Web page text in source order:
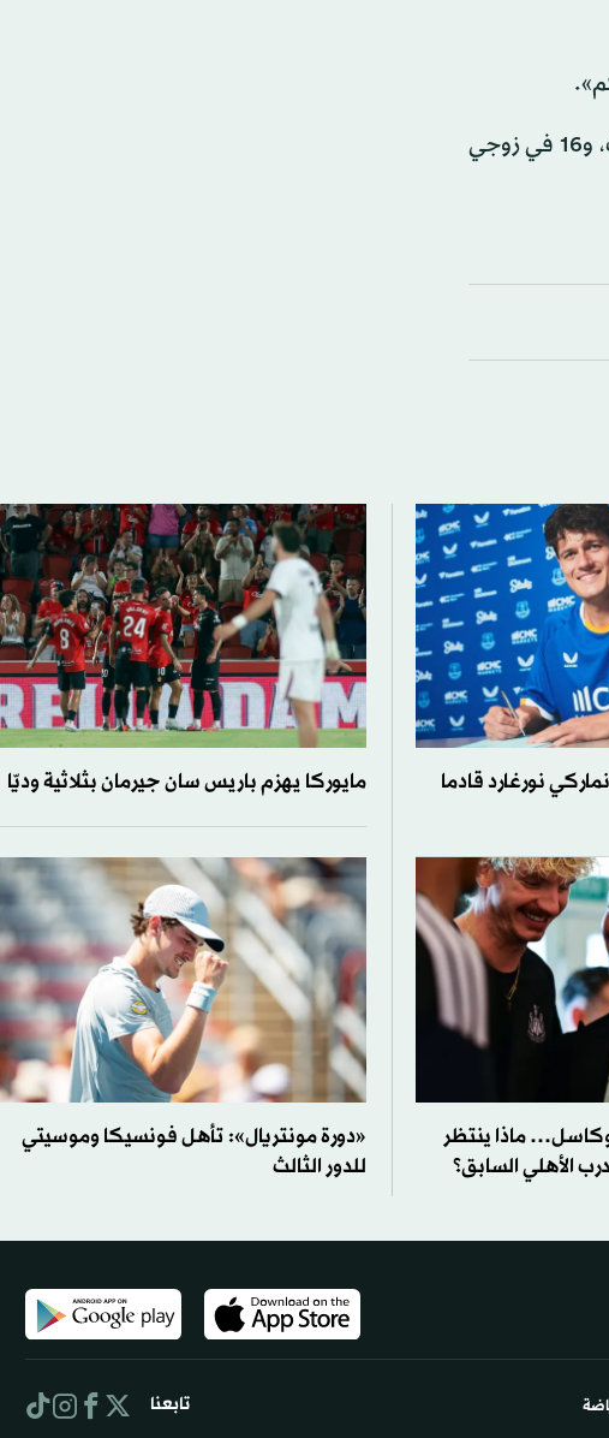
وخلال مسيرتها الاحترافية، فازت كينغ بـ39 لقباً في البطولات الأربعة الكبرى، بواقع 12 بطولة في فردي السيدات، و16 في زوجي
نورغارد قادما
مايوركا يهزم باريس سان جيرمان بثلاثية وديّا
ماذا ينتظر
الأهلي السابق؟
«دورة مونتريال»: تأهل فونسيكا وموسيتي
للدور الثالث
تابعنا